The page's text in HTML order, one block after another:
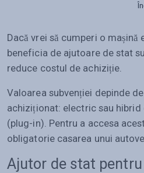
Dacă vrei să cumperi o
beneficia de ajutoare de stat
reduce costul de achiziție.
Valoarea subvenției depinde
achiziționat: electric sau hibrid
(plug-in). Pentru a accesa
obligatorie casarea unui
Ajutor de stat